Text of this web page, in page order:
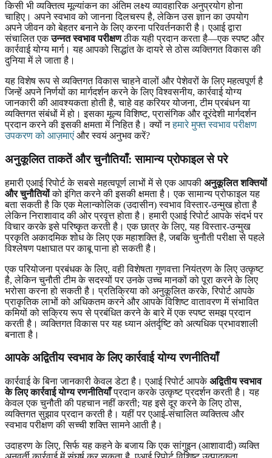
किसी भी व्यक्तित्व मूल्यांकन का अंतिम लक्ष्य व्यावहारिक अनुप्रयोग होना
चाहिए। अपने स्वभाव को जानना दिलचस्प है, लेकिन उस ज्ञान का उपयोग
अपने जीवन को बेहतर बनाने के लिए करना परिवर्तनकारी है। एआई द्वारा
संचालित एकउन्नत स्वभाव परीक्षणठीक यही प्रदान करता है—एक स्पष्ट और
कार्रवाई योग्य मार्ग। यह आपको सिद्धांत के दायरे से ठोस व्यक्तिगत विकास की
दुनिया में ले जाता है।
यह विशेष रूप से व्यक्तिगत विकास चाहने वालों और पेशेवरों के लिए महत्वपूर्ण है
जिन्हें अपने निर्णयों का मार्गदर्शन करने के लिए विश्वसनीय, कार्रवाई योग्य
जानकारी की आवश्यकता होती है, चाहे वह करियर योजना, टीम प्रबंधन या
व्यक्तिगत संबंधों में हो। इसका मूल्य विशिष्ट, प्रासंगिक और दूरंदेशी मार्गदर्शन
प्रदान करने की इसकी क्षमता में निहित है। क्यों नहमारे मुफ्त स्वभाव परीक्षण
उपकरण को आज़माएं और स्वयं अनुभव करें?
अनुकूलित ताकतें और चुनौतियाँ: सामान्य प्रोफाइल से परे
हमारी एआई रिपोर्ट के सबसे महत्वपूर्ण लाभों में से एक आपकी अनुकूलित शक्तियों
और चुनौतियोंको इंगित करने की इसकी क्षमता है। एक सामान्य प्रोफाइल यह
बता सकती है कि एक मेलान्कोलिक (उदासीन) स्वभाव विस्तार-उन्मुख होता है
लेकिन निराशावाद की ओर प्रवृत्त होता है। हमारी एआई रिपोर्ट आपके संदर्भ पर
विचार करके इसे परिष्कृत करती है। एक छात्र के लिए, यह विस्तार-उन्मुख
प्रकृति अकादमिक शोध के लिए एक महाशक्ति है, जबकि चुनौती परीक्षा से पहले
विश्लेषण पक्षाघात पर काबू पाना हो सकती है।
एक परियोजना प्रबंधक के लिए, वही विशेषता गुणवत्ता नियंत्रण के लिए उत्कृष्ट
है, लेकिन चुनौती टीम के सदस्यों पर उनके उच्च मानकों को पूरा करने के लिए
भरोसा करना हो सकती है। प्रतिक्रिया को अनुकूलित करके, रिपोर्ट आपके
प्राकृतिक लाभों को अधिकतम करने और आपके विशिष्ट वातावरण में संभावित
कमियों को सक्रिय रूप से प्रबंधित करने के बारे में एक स्पष्ट समझ प्रदान
करती है। व्यक्तिगत विकास पर यह ध्यान अंतर्दृष्टि को अत्यधिक प्रभावशाली
बनाता है।
आपके अद्वितीय स्वभाव के लिए कार्रवाई योग्य रणनीतियाँ
कार्रवाई के बिना जानकारी केवल डेटा है। एआई रिपोर्ट आपकेअद्वितीय स्वभाव
के लिए कार्रवाई योग्य रणनीतियाँप्रदान करके उत्कृष्ट प्रदर्शन करती है। यह
केवल एक चुनौती की पहचान नहीं करती; यह इसे दूर करने के लिए ठोस,
व्यक्तिगत सुझाव प्रदान करती है। यहीं पर एआई-संचालित व्यक्तित्व और
स्वभाव परीक्षण की सच्ची शक्ति सामने आती है।
उदाहरण के लिए, सिर्फ यह कहने के बजाय कि एक सांगुइन (आशावादी) व्यक्ति